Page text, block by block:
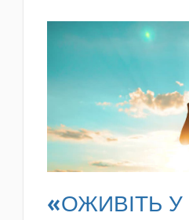
READ
«ОЖИВІТЬ У